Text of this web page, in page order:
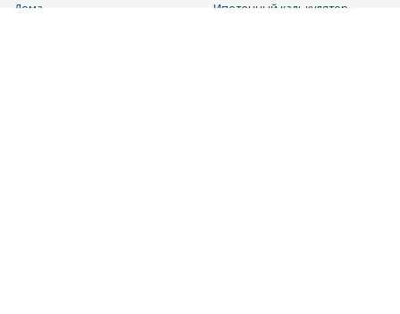
Дома
Ипотечный калькулятор